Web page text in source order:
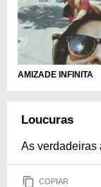
AMIZADE INFINITA
Loucuras
As verdadeiras
COPIAR